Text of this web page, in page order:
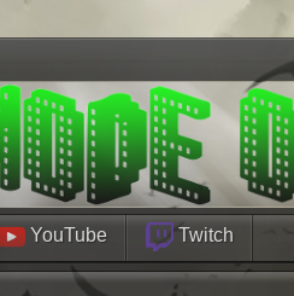
YouTube Twitch